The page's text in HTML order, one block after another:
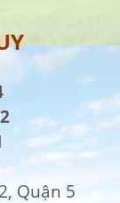
Quận 5